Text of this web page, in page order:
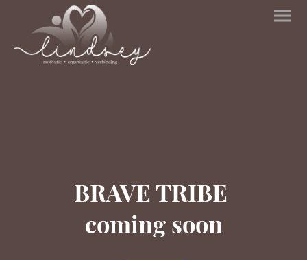
BRAVE TRIBE
coming soon